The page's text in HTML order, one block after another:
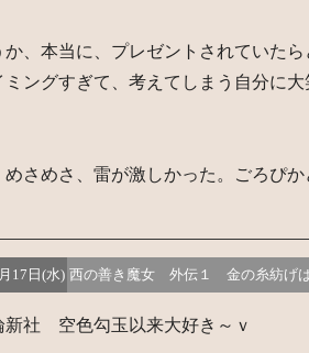
、本当に、プレゼントされていた
ミングすぎて、考えてしまう自分に
めさめさ、雷が激しかった。ごろぴ
17日(水) 西の善き魔女 外伝１ 金の糸紡げ
新社 空色勾玉以来大好き～ｖ